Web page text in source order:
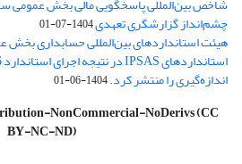
چشم‌انداز گزارشگری تعهدی1404-07-01
اندازه‌گیری را منتشر کرد.1404-06-01
NonCommercial-NoDerivs (CC
BY-NC-ND)